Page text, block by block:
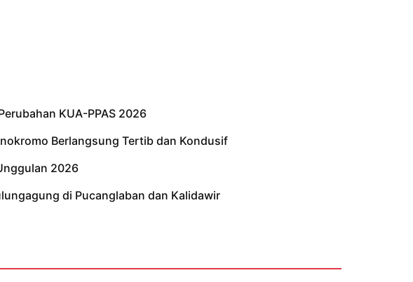
KUA-PPAS 2026
Berlangsung Tertib dan Kondusif
2026
di Pucanglaban dan Kalidawir